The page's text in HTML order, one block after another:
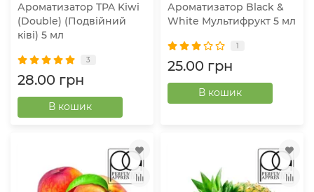
Ароматизатор TPA Kiwi
(Double) (Подвійний
ківі) 5 мл
3
28.00 грн
В кошик
Ароматизатор Black &
White Мультифрукт 5 мл
1
25.00 грн
В кошик